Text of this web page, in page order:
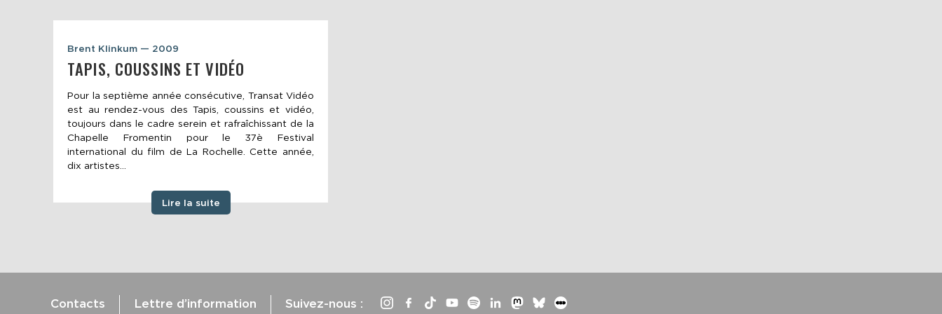
Brent Klinkum — 2009
TAPIS, COUSSINS ET VIDÉO
Pour la septième année consécutive, Transat Vidéo
est au rendez-vous des Tapis, coussins et vidéo,
toujours dans le cadre serein et rafraîchissant de la
Chapelle Fromentin pour le 37è Festival
international du film de La Rochelle. Cette année,
dix artistes...
Lire la suite
Contacts Lettre d’information Suivez-nous :